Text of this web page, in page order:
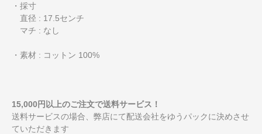
・採寸
直径 : 17.5センチ
マチ : なし
・素材 : コットン 100%
15,000円以上のご注文で送料サービス！
送料サービスの場合、弊店にて配送会社をゆうパックに決めさせ
ていただきます